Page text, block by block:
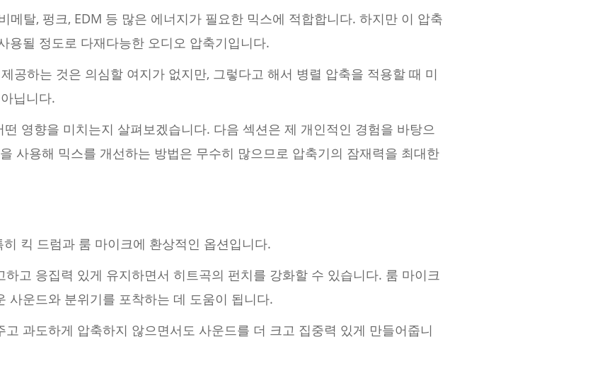
메탈, 펑크, EDM 등 많은 에너지가 필요한 믹스에 적합합니다. 하지만 이 압축
용될 정도로 다재다능한 오디오 압축기입니다.
공하는 것은 의심할 여지가 없지만, 그렇다고 해서 병렬 압축을 적용할 때 미
닙니다.
영향을 미치는지 살펴보겠습니다. 다음 섹션은 제 개인적인 경험을 바탕으
사용해 믹스를 개선하는 방법은 무수히 많으므로 압축기의 잠재력을 최대한
킥 드럼과 룸 마이크에 환상적인 옵션입니다.
고 응집력 있게 유지하면서 히트곡의 펀치를 강화할 수 있습니다. 룸 마이크
사운드와 분위기를 포착하는 데 도움이 됩니다.
과도하게 압축하지 않으면서도 사운드를 더 크고 집중력 있게 만들어줍니